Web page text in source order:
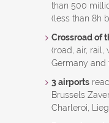
than 500
(less than 8h
Crossroad of
(road, air, rail,
Germany and
3 airports
Brussels
Charleroi,